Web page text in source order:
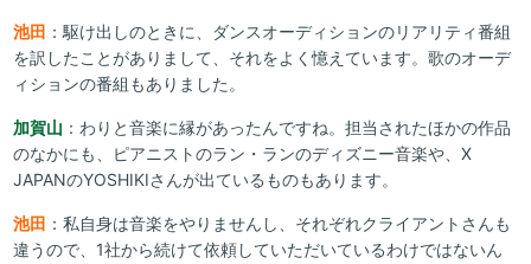
池田 ：駆け出しのときに、ダンスオーディションのリアリティ番組
を訳したことがありまして、それをよく憶えています。歌のオーデ
ィションの番組もありました。
加賀山 ：わりと音楽に縁があったんですね。担当されたほかの作品
のなかにも、ピアニストのラン・ランのディズニー音楽や、X
JAPANのYOSHIKIさんが出ているものもあります。
池田 ：私自身は音楽をやりませんし、それぞれクライアントさんも
違うので、1社から続けて依頼していただいているわけではないん